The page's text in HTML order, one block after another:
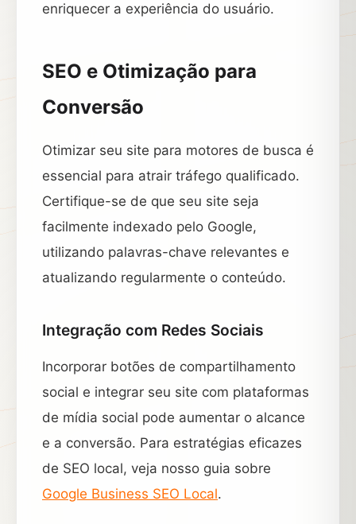
enriquecer a experiência do usuário.
SEO e Otimização para
Conversão
Otimizar seu site para motores de busca é
essencial para atrair tráfego qualificado.
Certifique-se de que seu site seja
facilmente indexado pelo Google,
utilizando palavras-chave relevantes e
atualizando regularmente o conteúdo.
Integração com Redes Sociais
Incorporar botões de compartilhamento
social e integrar seu site com plataformas
de mídia social pode aumentar o alcance
e a conversão. Para estratégias eficazes
de SEO local, veja nosso guia sobre
Google Business SEO Local.